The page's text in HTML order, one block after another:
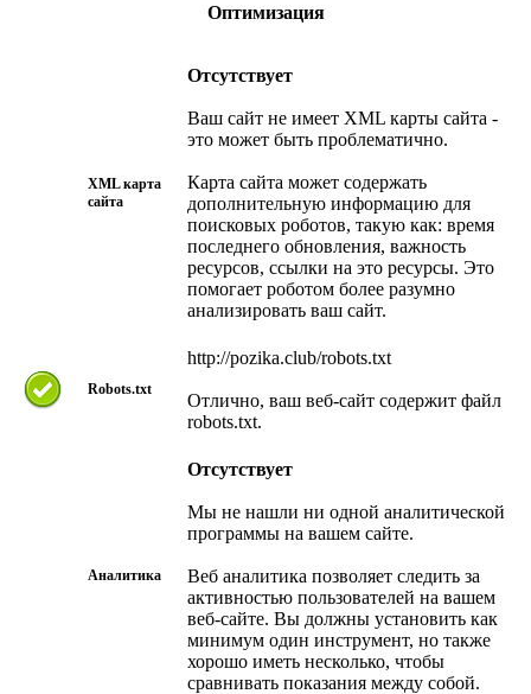
Оптимизация
XML карта
сайта
Отсутствует
Ваш сайт не имеет XML карты сайта -
это может быть проблематично.
Карта сайта может содержать
дополнительную информацию для
поисковых роботов, такую как: время
последнего обновления, важность
ресурсов, ссылки на это ресурсы. Это
помогает роботом более разумно
анализировать ваш сайт.
Robots.txt
http://pozika.club/robots.txt
Отлично, ваш веб-сайт содержит файл
robots.txt.
Аналитика
Отсутствует
Мы не нашли ни одной аналитической
программы на вашем сайте.
Веб аналитика позволяет следить за
активностью пользователей на вашем
веб-сайте. Вы должны установить как
минимум один инструмент, но также
хорошо иметь несколько, чтобы
сравнивать показания между собой.